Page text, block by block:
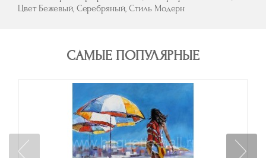
Цвет Бежевый, Серебряный, Стиль Модерн
САМЫЕ ПОПУЛЯРНЫЕ